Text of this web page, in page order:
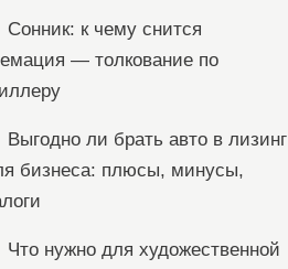
Сонник: к чему снится
— толкование по
Выгодно ли брать авто в лизинг
бизнеса: плюсы, минусы,
Что нужно для художественной